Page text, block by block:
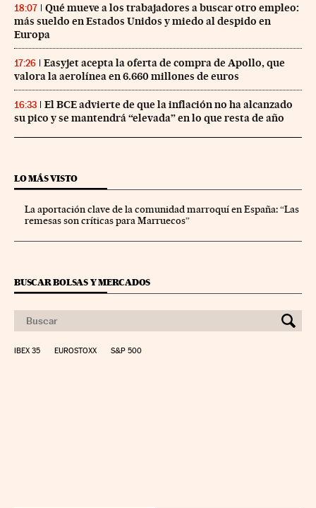
18:07
Qué mueve a los trabajadores a buscar otro empleo:
más sueldo en Estados Unidos y miedo al despido en
Europa
17:26
Easyjet acepta la oferta de compra de Apollo, que
valora la aerolínea en 6.660 millones de euros
16:33
El BCE advierte de que la inflación no ha alcanzado
su pico y se mantendrá “elevada” en lo que resta de año
LO MÁS VISTO
La aportación clave de la comunidad marroquí en España: “Las
remesas son críticas para Marruecos”
BUSCAR BOLSAS Y MERCADOS
IBEX 35 EUROSTOXX S&P 500